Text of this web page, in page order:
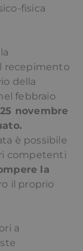
fisica
recepimento
della
febbraio
novembre
è possibile
competenti
la
il proprio
a